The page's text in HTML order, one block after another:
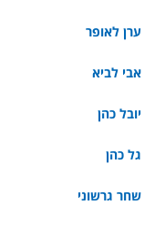
ערן לאופר
אבי לביא
יובל כהן
גל כהן
שחר גרשוני